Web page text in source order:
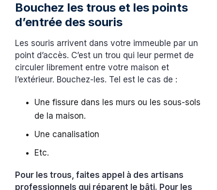
Bouchez les trous et les points
d’entrée des souris
Les souris arrivent dans votre immeuble par un
point d’accès. C’est un trou qui leur permet de
circuler librement entre votre maison et
l’extérieur. Bouchez-les. Tel est le cas de :
Une fissure dans les murs ou les sous-sols
de la maison.
Une canalisation
Etc.
Pour les trous, faites appel à des artisans
professionnels qui réparent le bâti. Pour les